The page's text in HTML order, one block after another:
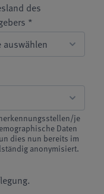
des
*
je
Daten
dies nun bereits im
anonymisiert.